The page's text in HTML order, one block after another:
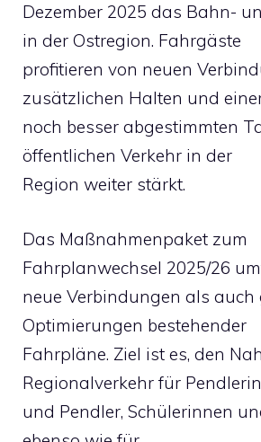
Dezember 2025 das Bahn-
in der Ostregion. Fahrgäste
profitieren von neuen
zusätzlichen Halten und
noch besser abgestimmten
öffentlichen Verkehr in der
Region weiter stärkt.
Das Maßnahmenpaket zum
Fahrplanwechsel 2025/26
neue Verbindungen als auch
Optimierungen bestehender
Fahrpläne. Ziel ist es, den
Regionalverkehr für
und Pendler, Schülerinnen